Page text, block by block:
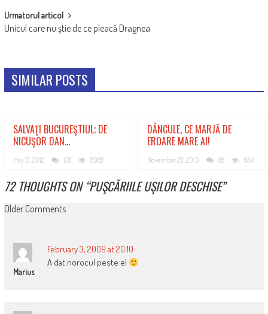
Urmatorul articol
Unicul care nu ştie de ce pleacă Dragnea
SIMILAR POSTS
SALVAŢI BUCUREŞTIUL; DE
NICUŞOR DAN…
May 31, 2012 128 8085
DÂNCULE, CE MARJĂ DE
EROARE MARE AI!
November 29, 2010 88 6541
72 THOUGHTS ON “PUŞCĂRIILE UŞILOR DESCHISE”
COMMENT
Older Comments
Marius
February 3, 2009 at 20:10
A dat norocul peste el